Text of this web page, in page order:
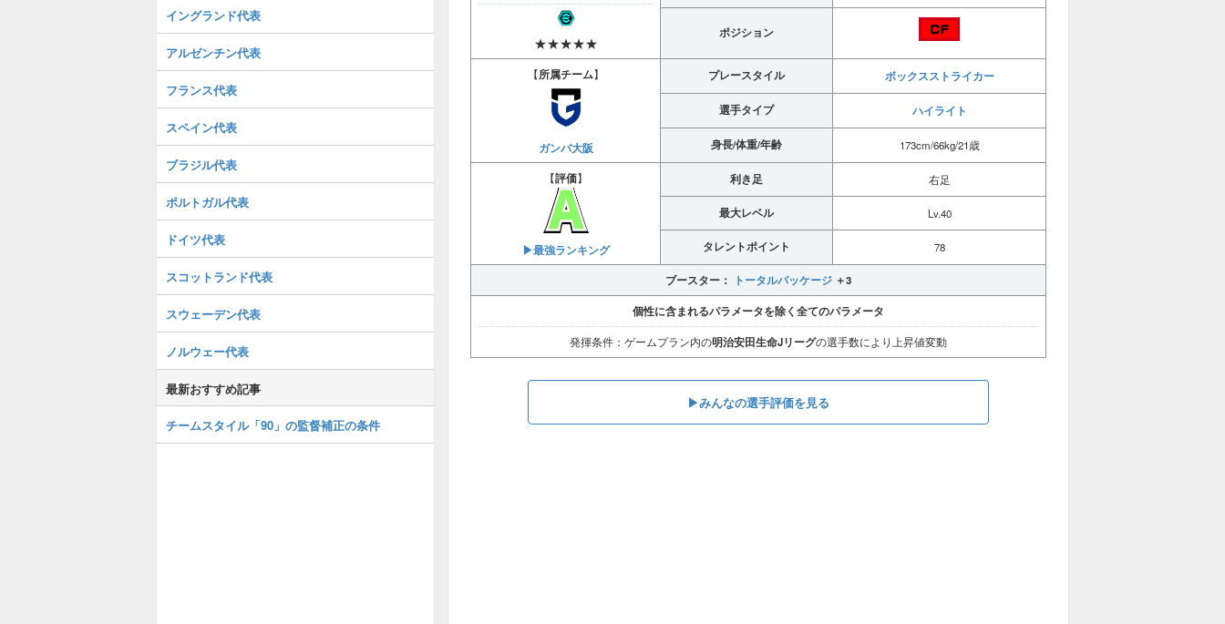
★★★★★
ポジション
【所属チーム】
ガンバ大阪
プレースタイル ボックスストライカー
選手タイプ ハイライト
身長/体重/年齢 173cm/66kg/21歳
【評価】
▶︎最強ランキング
利き足 右足
最大レベル Lv.40
タレントポイント 78
ブースター： トータルパッケージ ＋3
個性に含まれるパラメータを除く全てのパラメータ
発揮条件：ゲームプラン内の明治安田生命Jリーグの選手数により上昇値変動
▶︎みんなの選手評価を見る
イングランド代表
アルゼンチン代表
フランス代表
スペイン代表
ブラジル代表
ポルトガル代表
ドイツ代表
スコットランド代表
スウェーデン代表
ノルウェー代表
最新おすすめ記事
チームスタイル「90」の監督補正の条件